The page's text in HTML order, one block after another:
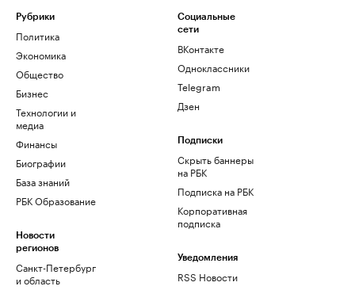
Рубрики
Политика
Экономика
Общество
Бизнес
Технологии и
медиа
Финансы
Биографии
База знаний
РБК Образование
Новости
регионов
Санкт-Петербург
и область
Социальные
сети
ВКонтакте
Одноклассники
Telegram
Дзен
Подписки
Скрыть баннеры
на РБК
Подписка на РБК
Корпоративная
подписка
Уведомления
RSS Новости